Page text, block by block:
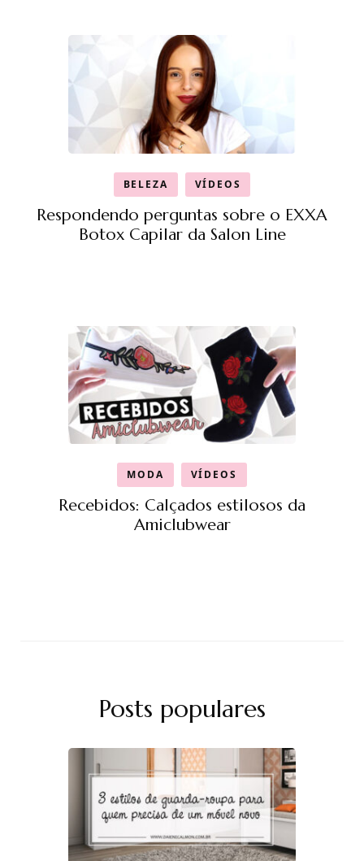
BELEZA VÍDEOS
Respondendo perguntas sobre o EXXA
Botox Capilar da Salon Line
MODA VÍDEOS
Recebidos: Calçados estilosos da
Amiclubwear
Posts populares